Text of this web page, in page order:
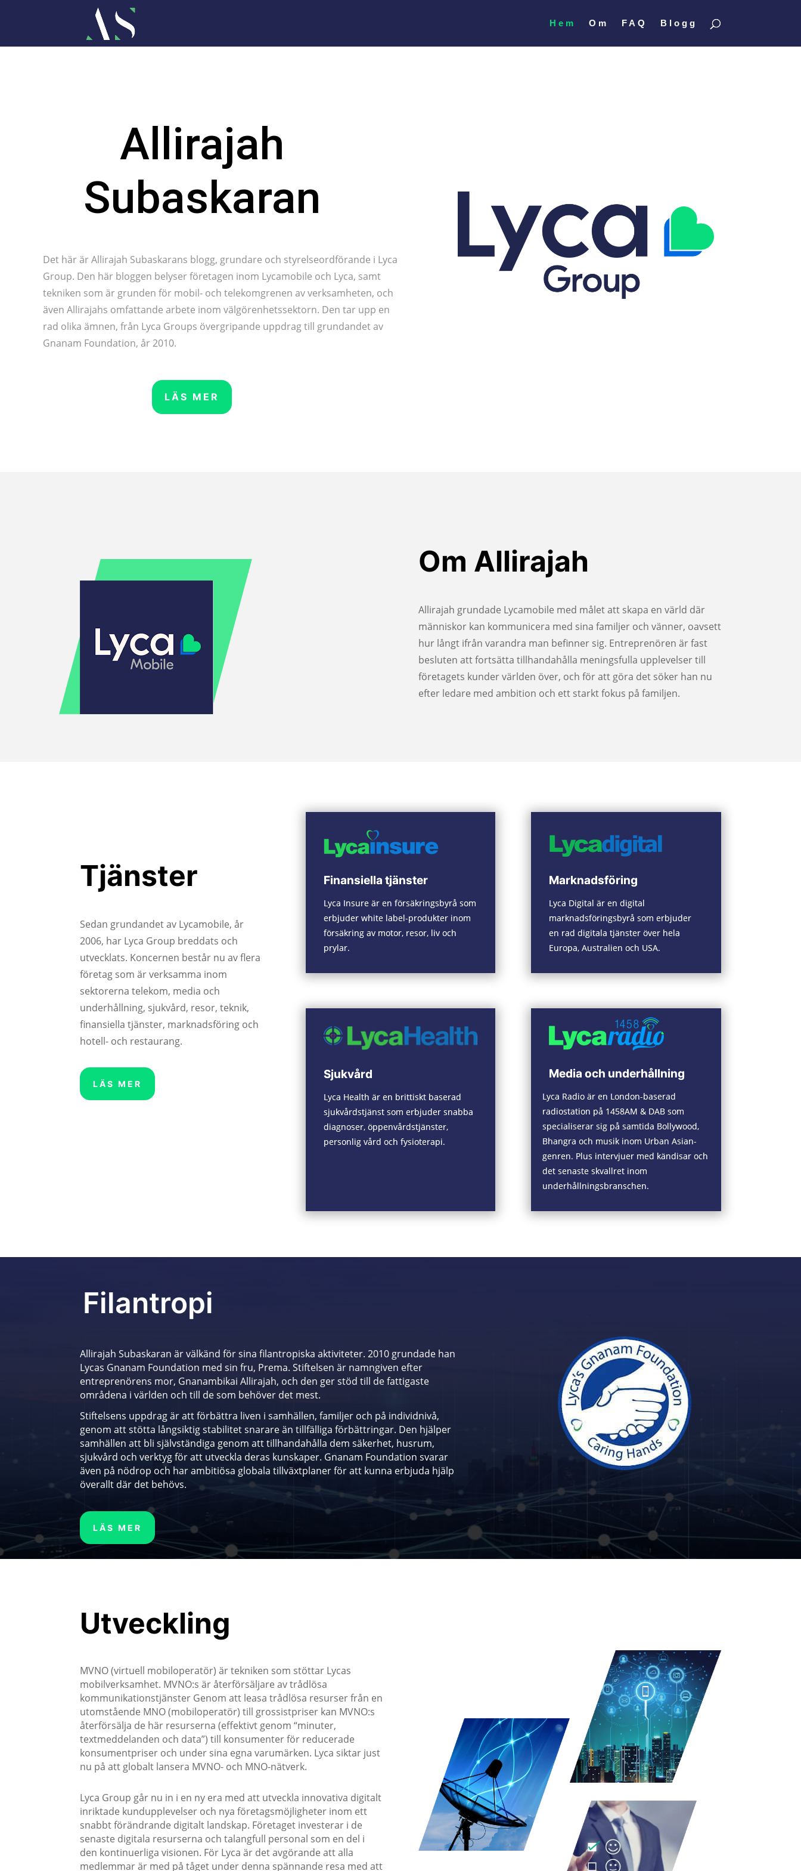
Hem Om FAQ Blogg
Allirajah
Subaskaran
Det här är Allirajah Subaskarans blogg, grundare och styrelseordförande i Lyca
Group. Den här bloggen belyser företagen inom Lycamobile och Lyca, samt
tekniken som är grunden för mobil- och telekomgrenen av verksamheten, och
även Allirajahs omfattande arbete inom välgörenhetssektorn. Den tar upp en
rad olika ämnen, från Lyca Groups övergripande uppdrag till grundandet av
Gnanam Foundation, år 2010.
LÄS MER
Om Allirajah
Allirajah grundade Lycamobile med målet att skapa en värld där
människor kan kommunicera med sina familjer och vänner, oavsett
hur långt ifrån varandra man befinner sig. Entreprenören är fast
besluten att fortsätta tillhandahålla meningsfulla upplevelser till
företagets kunder världen över, och för att göra det söker han nu
efter ledare med ambition och ett starkt fokus på familjen.
Tjänster
Sedan grundandet av Lycamobile, år
2006, har Lyca Group breddats och
utvecklats. Koncernen består nu av flera
företag som är verksamma inom
sektorerna telekom, media och
underhållning, sjukvård, resor, teknik,
finansiella tjänster, marknadsföring och
hotell- och restaurang.
LÄS MER
Finansiella tjänster
Lyca Insure är en försäkringsbyrå som
erbjuder white label-produkter inom
försäkring av motor, resor, liv och
prylar.
Marknadsföring
Lyca Digital är en digital
marknadsföringsbyrå som erbjuder
en rad digitala tjänster över hela
Europa, Australien och USA.
Sjukvård
Lyca Health är en brittiskt baserad
sjukvårdstjänst som erbjuder snabba
diagnoser, öppenvårdstjänster,
personlig vård och fysioterapi.
Media och underhållning
Lyca Radio är en London-baserad
radiostation på 1458AM & DAB som
specialiserar sig på samtida Bollywood,
Bhangra och musik inom Urban Asian-
genren. Plus intervjuer med kändisar och
det senaste skvallret inom
underhållningsbranschen.
Filantropi
Allirajah Subaskaran är välkänd för sina filantropiska aktiviteter. 2010 grundade han
Lycas Gnanam Foundation med sin fru, Prema. Stiftelsen är namngiven efter
entreprenörens mor, Gnanambikai Allirajah, och den ger stöd till de fattigaste
områdena i världen och till de som behöver det mest.
Stiftelsens uppdrag är att förbättra liven i samhällen, familjer och på individnivå,
genom att stötta långsiktig stabilitet snarare än tillfälliga förbättringar. Den hjälper
samhällen att bli självständiga genom att tillhandahålla dem säkerhet, husrum,
sjukvård och verktyg för att utveckla deras kunskaper. Gnanam Foundation svarar
även på nödrop och har ambitiösa globala tillväxtplaner för att kunna erbjuda hjälp
överallt där det behövs.
LÄS MER
Utveckling
MVNO (virtuell mobiloperatör) är tekniken som stöttar Lycas
mobilverksamhet. MVNO:s är återförsäljare av trådlösa
kommunikationstjänster Genom att leasa trådlösa resurser från en
utomstående MNO (mobiloperatör) till grossistpriser kan MVNO:s
återförsälja de här resurserna (effektivt genom “minuter,
textmeddelanden och data”) till konsumenter för reducerade
konsumentpriser och under sina egna varumärken. Lyca siktar just
nu på att globalt lansera MVNO- och MNO-nätverk.
Lyca Group går nu in i en ny era med att utveckla innovativa digitalt
inriktade kundupplevelser och nya företagsmöjligheter inom ett
snabbt förändrande digitalt landskap. Företaget investerar i de
senaste digitala resurserna och talangfull personal som en del i
den kontinuerliga visionen. För Lyca är det avgörande att alla
medlemmar är med på tåget under denna spännande resa med att